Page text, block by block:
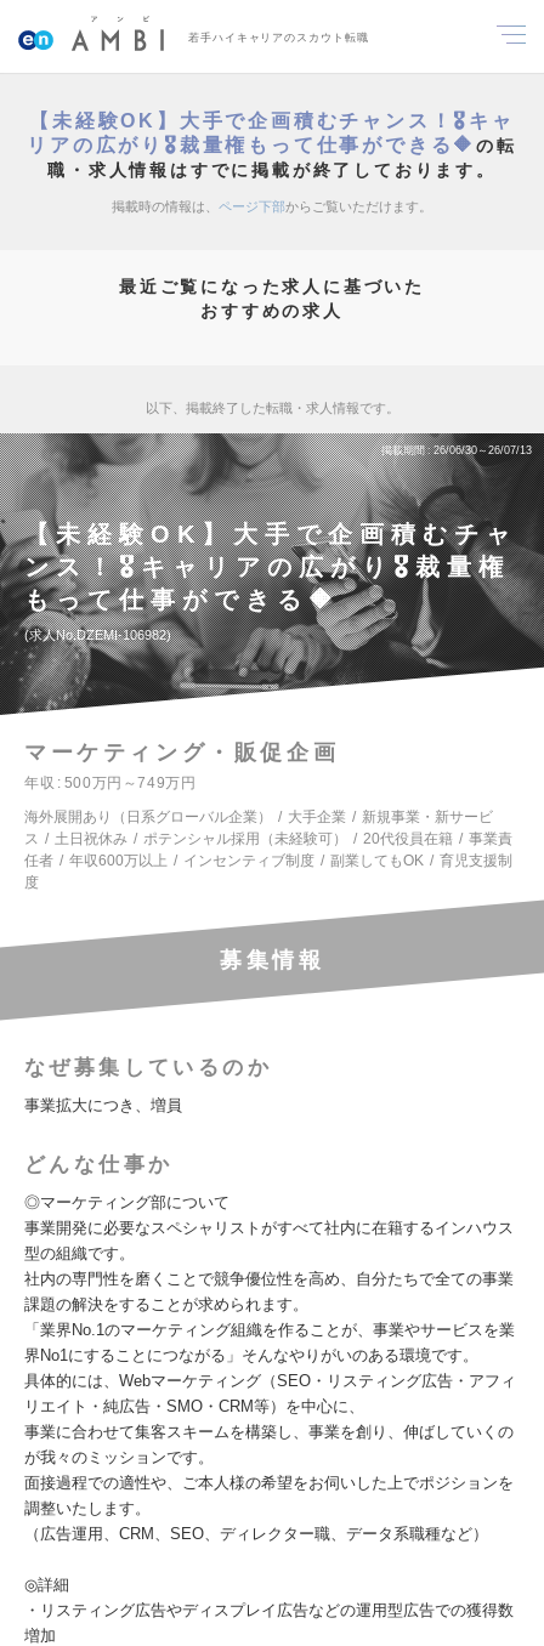
若手ハイキャリアのスカウト転職
【未経験OK】大手で企画積むチャンス！🎖️キャ
リアの広がり🎖️裁量権もって仕事ができる🔶の転
職・求人情報はすでに掲載が終了しております。
掲載時の情報は、 ページ下部からご覧いただけます。
最近ご覧になった求人に基づいた
おすすめの求人
以下、掲載終了した転職・求人情報です。
掲載期間 26/06/30～26/07/13
【未経験OK】大手で企画積むチャ
ンス！🎖️キャリアの広がり🎖️裁量権
もって仕事ができる🔶
求人No.DZEMI-106982
マーケティング・販促企画
年収
500万円～749万円
海外展開あり（日系グローバル企業）
大手企業
新規事業・新サービ
ス
土日祝休み ポテンシャル採用（未経験可） 20代役員在籍
事業責
任者
年収600万以上 インセンティブ制度 副業してもOK
育児支援制
度
募集情報
なぜ募集しているのか
事業拡大につき、増員
どんな仕事か
◎マーケティング部について
事業開発に必要なスペシャリストがすべて社内に在籍するインハウス
型の組織です。
社内の専門性を磨くことで競争優位性を高め、自分たちで全ての事業
課題の解決をすることが求められます。
「業界No.1のマーケティング組織を作ることが、事業やサービスを業
界No1にすることにつながる」そんなやりがいのある環境です。
具体的には、Webマーケティング（SEO・リスティング広告・アフィ
リエイト・純広告・SMO・CRM等）を中心に、
事業に合わせて集客スキームを構築し、事業を創り、伸ばしていくの
が我々のミッションです。
面接過程での適性や、ご本人様の希望をお伺いした上でポジションを
調整いたします。
（広告運用、CRM、SEO、ディレクター職、データ系職種など）
◎詳細
・リスティング広告やディスプレイ広告などの運用型広告での獲得数
増加